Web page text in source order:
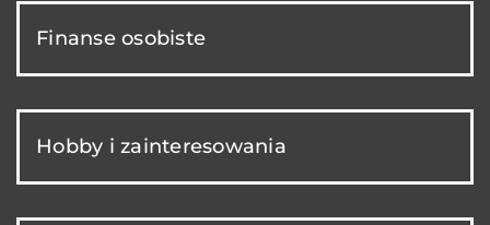
Finanse osobiste
Hobby i zainteresowania